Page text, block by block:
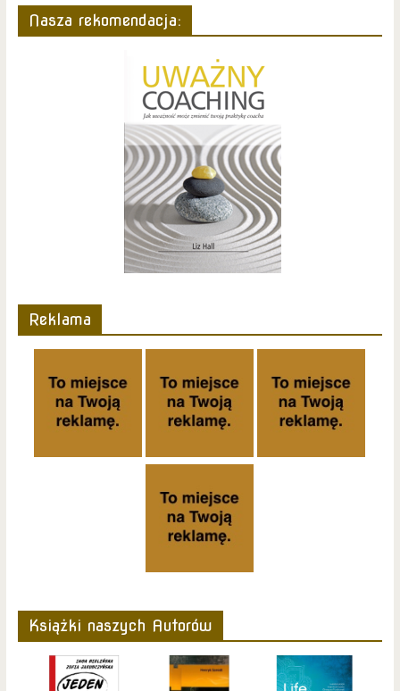
Nasza rekomendacja:
Reklama
Książki naszych Autorów